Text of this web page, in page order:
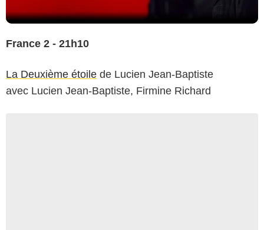
France 2 - 21h10
La Deuxième étoile de Lucien Jean-Baptiste
avec Lucien Jean-Baptiste, Firmine Richard